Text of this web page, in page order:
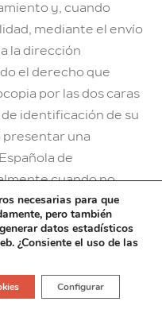
y, cuando
mediante el envío
la dirección
el derecho que
por las dos caras
identificación de su
una
de
cuando no
el ejercicio de sus
electrónica en
necesarias para que
pero también
datos estadísticos
¿Consiente el uso de las
Configurar